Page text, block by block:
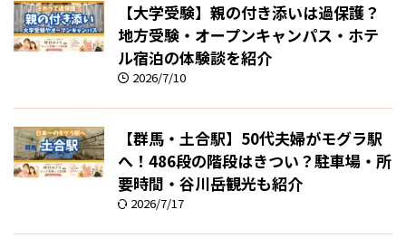
【大学受験】親の付き添いは過保護？
地方受験・オープンキャンパス・ホテ
ル宿泊の体験談を紹介
2026/7/10
【群馬・土合駅】50代夫婦がモグラ駅
へ！486段の階段はきつい？駐車場・所
要時間・谷川岳観光も紹介
2026/7/17